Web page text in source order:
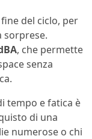
del ciclo, per
sorprese.
, che permette
senza
tempo e fatica è
di una
numerose o chi